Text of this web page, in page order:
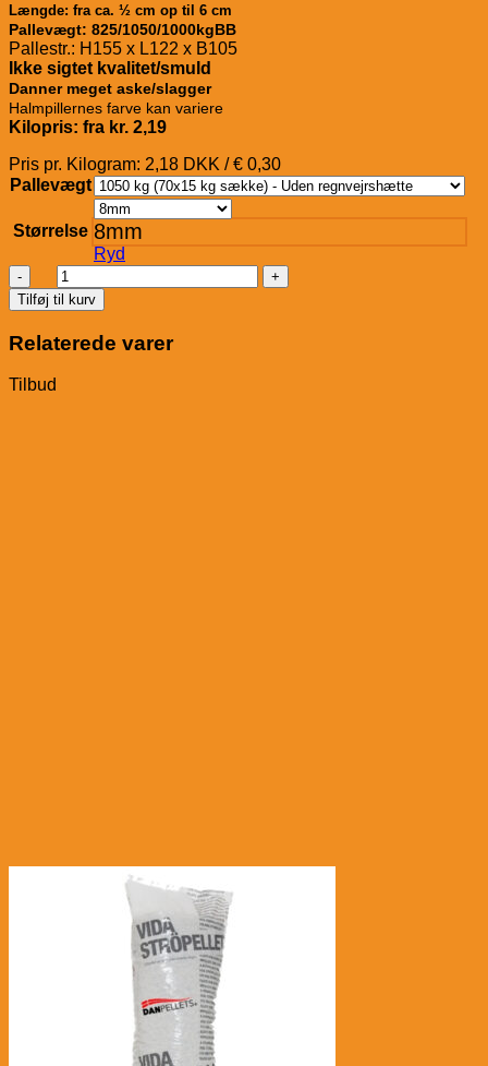
Længde: fra ca. ½ cm op til 6 cm
Pallevægt: 825/1050/1000kgBB
Pallestr.: H155 x L122 x B105
Ikke sigtet kvalitet/smuld
Danner meget aske/slagger
Halmpillernes farve kan variere
Kilopris: fra kr. 2,19
Pris pr. Kilogram: 2,18 DKK / € 0,30
Pallevægt
Størrelse 8mm
Ryd
Absolut
Halmpiller
-
Grade
A-
Tilføj til kurv
Relaterede varer
Tilbud